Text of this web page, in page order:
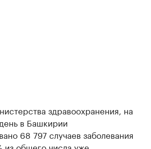
здравоохранения, на
в Башкирии
68 797 случаев заболевания